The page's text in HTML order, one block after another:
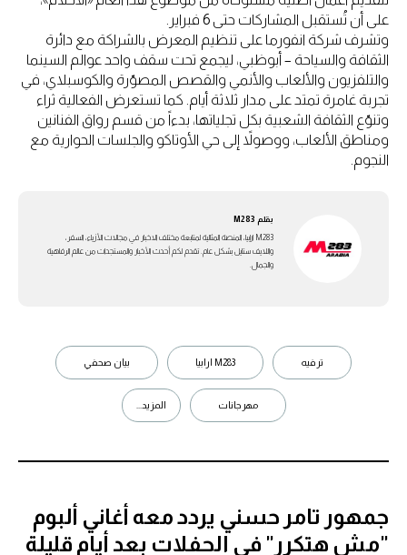
على أن تُستقبل المشاركات حتى 6 فبراير.
وتشرف شركة انفورما على تنظيم المعرض بالشراكة مع دائرة
الثقافة والسياحة – أبوظبي، ليجمع تحت سقف واحد عوالم السينما
والتلفزيون والألعاب والأنمي والقصص المصوّرة والكوسبلاي، في
تجربة غامرة تمتد على مدار ثلاثة أيام. كما تستعرض الفعالية ثراء
وتنوّع الثقافة الشعبية بكل تجلياتها، بدءاً من قسم رواق الفنانين
ومناطق الألعاب، ووصولاً إلى حي الأوتاكو والجلسات الحوارية مع
النجوم.
بقلم M283
M283 ارابيا، المنصة المثالية لمتابعة مختلف الاخبار في مجالات الأزياء، السفر،
واللايف ستايل بشكل عام. تقدم لكم أحدث الأخبار والمستجدات من عالم الرفاهية
والجمال.
ترفيه M283 ارابيا بيان صحفي
مهرجانات المزيد...
جمهور تامر حسني يردد معه أغاني ألبوم
"مش هتكرر" في الحفلات بعد أيام قليلة